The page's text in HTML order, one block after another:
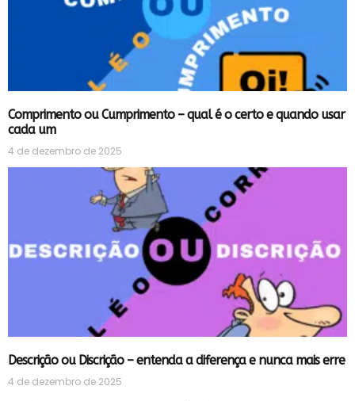
Comprimento ou Cumprimento – qual é o certo e quando usar
cada um
4 de dezembro de 2025
Descrição ou Discrição – entenda a diferença e nunca mais erre
4 de dezembro de 2025